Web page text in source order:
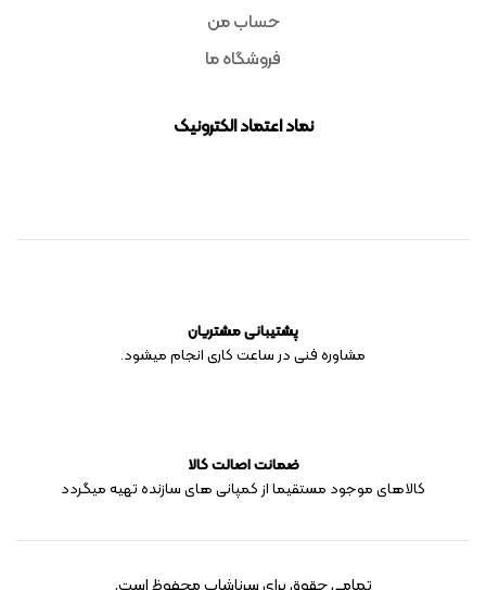
حساب من
فروشگاه ما
نماد اعتماد الکترونیک
پشتیبانی مشتریان
مشاوره فنی در ساعت کاری انجام میشود.
ضمانت اصالت کالا
کالاهای موجود مستقیما از کمپانی های سازنده تهیه میگردد